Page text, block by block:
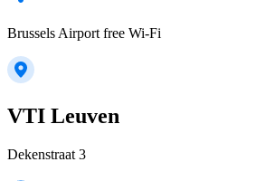
Brussels Airport free Wi-Fi
VTI Leuven
Dekenstraat 3